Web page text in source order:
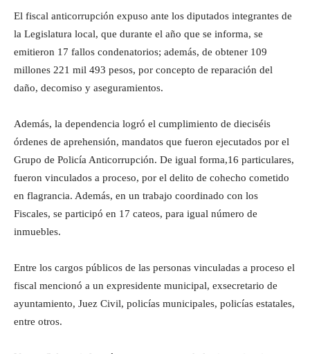
El fiscal anticorrupción expuso ante los diputados integrantes de
la Legislatura local, que durante el año que se informa, se
emitieron 17 fallos condenatorios; además, de obtener 109
millones 221 mil 493 pesos, por concepto de reparación del
daño, decomiso y aseguramientos.
Además, la dependencia logró el cumplimiento de dieciséis
órdenes de aprehensión, mandatos que fueron ejecutados por el
Grupo de Policía Anticorrupción. De igual forma,16 particulares,
fueron vinculados a proceso, por el delito de cohecho cometido
en flagrancia. Además, en un trabajo coordinado con los
Fiscales, se participó en 17 cateos, para igual número de
inmuebles.
Entre los cargos públicos de las personas vinculadas a proceso el
fiscal mencionó a un expresidente municipal, exsecretario de
ayuntamiento, Juez Civil, policías municipales, policías estatales,
entre otros.